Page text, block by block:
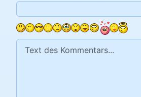
Text des Kommentars